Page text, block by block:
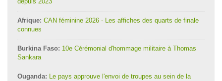
Afrique: CAN féminine 2026 - Les affiches des quarts de finale
connues
Burkina Faso: 10e Cérémonial d'hommage militaire à Thomas
Sankara
Ouganda: Le pays approuve l'envoi de troupes au sein de la